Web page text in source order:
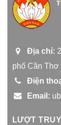
Địa chỉ:
phố Cần Thơ
Điện
Email:
LƯỢT